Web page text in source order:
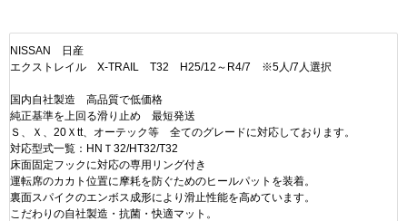
NISSAN 日産
エクストレイル X-TRAIL T32 H25/12～R4/7 ※5人/7人選択
国内自社製造 高品質で低価格
純正基準を上回る滑り止め 最短発送
Ｓ、Ｘ、20Ｘtt、オーテック等 全てのグレードに対応しております。
対応型式一覧：HNＴ32/HT32/T32
床面固定フックに対応の専用リング付き
運転席のカカト位置に摩耗を防ぐためのヒールパットを装着。
裏面スパイクのエンボス成形により滑止性能を高めています。
こだわりの自社製造・抗菌・快適マット。